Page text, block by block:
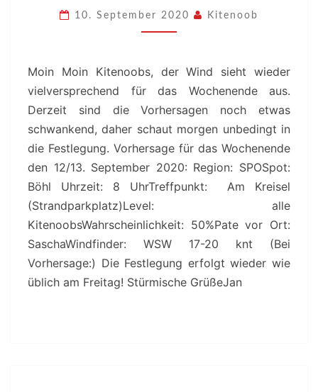
DEN
12/13.
2020
10. September 2020 Kitenoob
Moin Moin Kitenoobs, der Wind sieht wieder
vielversprechend für das Wochenende aus.
Derzeit sind die Vorhersagen noch etwas
schwankend, daher schaut morgen unbedingt in
die Festlegung. Vorhersage für das Wochenende
den 12/13. September 2020: Region: SPOSpot:
Böhl Uhrzeit: 8 UhrTreffpunkt: Am Kreisel
(Strandparkplatz)Level: alle
KitenoobsWahrscheinlichkeit: 50%Pate vor Ort:
SaschaWindfinder: WSW 17-20 knt (Bei
Vorhersage:) Die Festlegung erfolgt wieder wie
üblich am Freitag! Stürmische GrüßeJan